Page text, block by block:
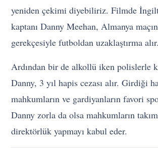
yeniden çekimi diyebiliriz. Filmde
kaptanı Danny Meehan, Almanya
gerekçesiyle futboldan uzaklaştırma alır.
Ardından bir de alkollü iken polislerle
Danny, 3 yıl hapis cezası alır. Girdiği
mahkumların ve gardiyanların favori
Danny zorla da olsa mahkumların
direktörlük yapmayı kabul eder.